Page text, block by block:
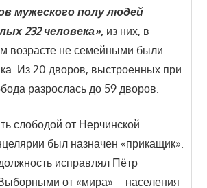
мужеского полу людей
232 человека», из них, в
возрасте не семейными были
Из 20 дворов, выстроенных при
разрослась до 59 дворов.
слободой от Нерчинской
был назначен «прикащик».
должность исправлял Пётр
от «мира» – населения